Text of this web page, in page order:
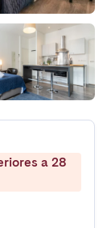
a 28